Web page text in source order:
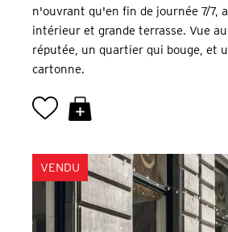
n'ouvrant qu'en fin de journée 7/7,
intérieur et grande terrasse. Vue
réputée, un quartier qui bouge, et
cartonne.
VENDU